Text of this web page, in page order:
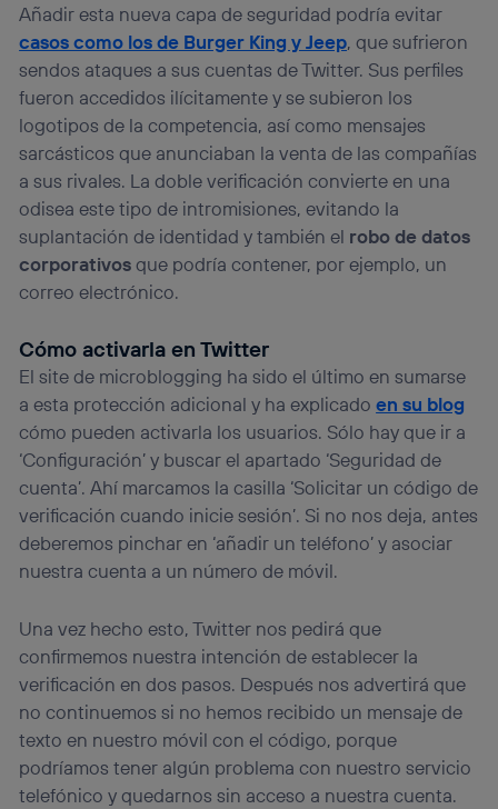
Añadir esta nueva capa de seguridad podría evitar
casos como los de Burger King y Jeep, que sufrieron
sendos ataques a sus cuentas de Twitter. Sus perfiles
fueron accedidos ilícitamente y se subieron los
logotipos de la competencia, así como mensajes
sarcásticos que anunciaban la venta de las compañías
a sus rivales. La doble verificación convierte en una
odisea este tipo de intromisiones, evitando la
suplantación de identidad y también el robo de datos
corporativosque podría contener, por ejemplo, un
correo electrónico.
Cómo activarla en Twitter
El site de microblogging ha sido el último en sumarse
a esta protección adicional y ha explicadoen su blog
cómo pueden activarla los usuarios. Sólo hay que ir a
‘Configuración’ y buscar el apartado ‘Seguridad de
cuenta’. Ahí marcamos la casilla ‘Solicitar un código de
verificación cuando inicie sesión’. Si no nos deja, antes
deberemos pinchar en ‘añadir un teléfono’ y asociar
nuestra cuenta a un número de móvil.
Una vez hecho esto, Twitter nos pedirá que
confirmemos nuestra intención de establecer la
verificación en dos pasos. Después nos advertirá que
no continuemos si no hemos recibido un mensaje de
texto en nuestro móvil con el código, porque
podríamos tener algún problema con nuestro servicio
telefónico y quedarnos sin acceso a nuestra cuenta.